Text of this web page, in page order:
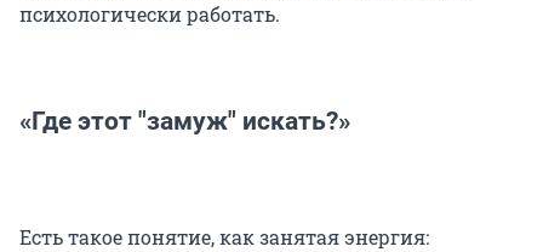
психологически работать.
«Где этот "замуж" искать?»
Есть такое понятие, как занятая энергия: